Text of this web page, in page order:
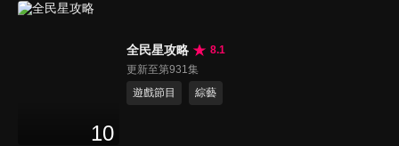
10
全民星攻略
8.1
更新至第931集
遊戲節目
綜藝